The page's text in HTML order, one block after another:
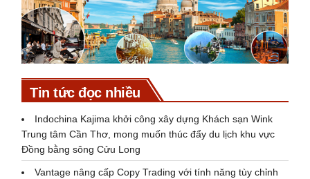
Tin tức đọc nhiều
Indochina Kajima khởi công xây dựng Khách sạn Wink
Trung tâm Cần Thơ, mong muốn thúc đẩy du lịch khu vực
Đồng bằng sông Cửu Long
Vantage nâng cấp Copy Trading với tính năng tùy chỉnh